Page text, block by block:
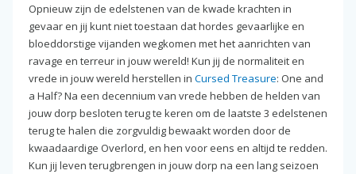
Opnieuw zijn de edelstenen van de kwade krachten in
gevaar en jij kunt niet toestaan dat hordes gevaarlijke en
bloeddorstige vijanden wegkomen met het aanrichten van
ravage en terreur in jouw wereld! Kun jij de normaliteit en
vrede in jouw wereld herstellen in Cursed Treasure: One and
a Half? Na een decennium van vrede hebben de helden van
jouw dorp besloten terug te keren om de laatste 3 edelstenen
terug te halen die zorgvuldig bewaakt worden door de
kwaadaardige Overlord, en hen voor eens en altijd te redden.
Kun jij leven terugbrengen in jouw dorp na een lang seizoen